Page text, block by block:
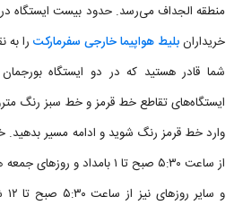
منطقه الجداف می‌رسد. حدود بیست ایستگاه
خریدارانبلیط هواپیما خارجی سفرمارکت را
ایستگاه‌های تقاطع خط قرمز و خط سبز رنگ
وارد خط قرمز رنگ شوید و ادامه مسیر بدهید.